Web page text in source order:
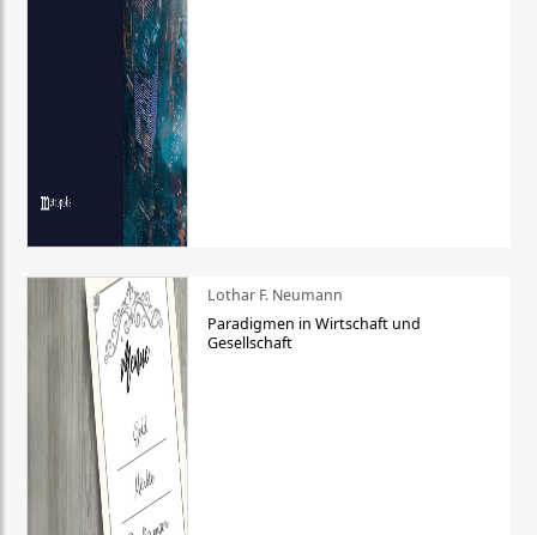
Lothar F. Neumann
Paradigmen in Wirtschaft und
Gesellschaft